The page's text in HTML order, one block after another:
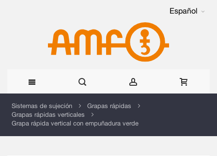
Español
al
Sistemas de sujeción
Grapas rápidas
Grapas rápidas verticales
Grapa rápida vertical con empuñadura verde